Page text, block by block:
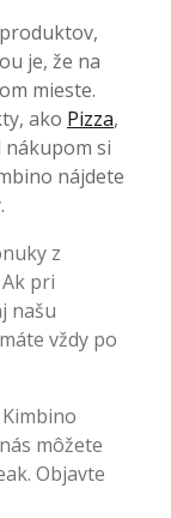
je, že na
mieste.
ako Pizza,
nákupom si
nájdete
z
pri
našu
vždy po
môžete
Objavte